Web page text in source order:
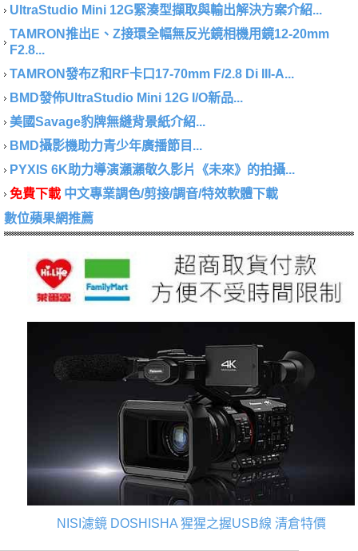
UltraStudio Mini 12G緊湊型擷取與輸出解決方案介紹...
TAMRON推出E、Z接環全幅無反光鏡相機用鏡12-20mm
F2.8...
TAMRON發布Z和RF卡口17-70mm F/2.8 Di III-A...
BMD發佈UltraStudio Mini 12G I/O新品...
美國Savage豹牌無縫背景紙介紹...
BMD攝影機助力青少年廣播節目...
PYXIS 6K助力導演瀨瀨敬久影片《未來》的拍攝...
免費下載 中文專業調色/剪接/調音/特效軟體下載
數位蘋果網推薦
NISI濾鏡 DOSHISHA 猩猩之握USB線 清倉特價